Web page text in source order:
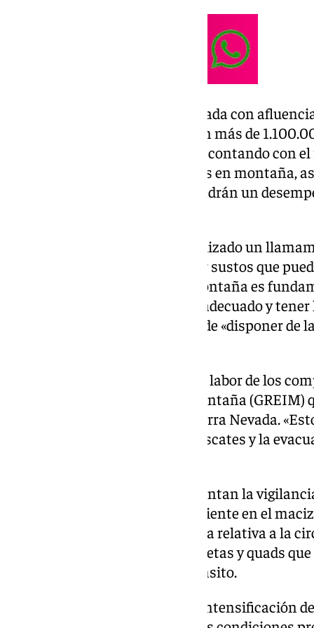
Para hacer frente a una temporada con
temporada la estación cerró con más de
despliega más de 300 efectivos, contando con
para la plantilla de especialistas en montaña,
Ciudadana, con agentes que tendrán un
El delegado del Gobierno ha realizado un
todos los visitantes para «evitar sustos que
planificar las salidas en alta montaña es
meteorológica, llevar el equipo adecuado y
la actividad a realizar» además de «disponer
En este sentido ha destacado la labor de los
Especial de Intervención en Montaña (GREIM)
rescataron a 99 personas en Sierra Nevada.
preparados para afrontar los rescates y la
Las patrullas del Seprona aumentan la
de la naturaleza y el medio ambiente en el
incumplimiento de la normativa relativa a la
espacio natural, como motocicletas y quads
limitación o prohibición de tránsito.
Se ha dispuesto, también, una intensificación